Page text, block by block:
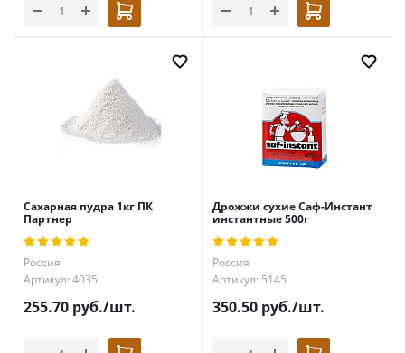
Сахарная пудра 1кг ПК
Партнер
Россия
Артикул: 4035
255.70 руб./шт.
Дрожжи сухие Саф-Инстант
инстантные 500г
Россия
Артикул: 5145
350.50 руб./шт.